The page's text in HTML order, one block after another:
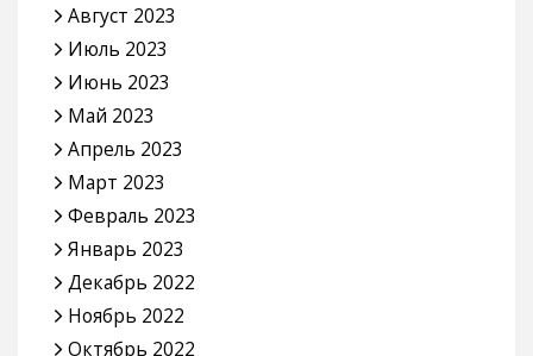
Август 2023
Июль 2023
Июнь 2023
Май 2023
Апрель 2023
Март 2023
Февраль 2023
Январь 2023
Декабрь 2022
Ноябрь 2022
Октябрь 2022